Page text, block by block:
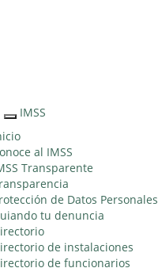
Interruptor
de
Navegación
IMSS
al IMSS
Transparente
de Datos Personales
tu denuncia
de instalaciones
de funcionarios